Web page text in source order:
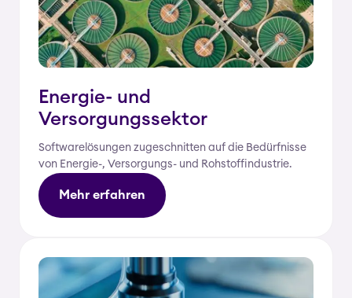
Energie- und
Versorgungssektor
Softwarelösungen zugeschnitten auf die Bedürfnisse
von Energie-, Versorgungs- und Rohstoffindustrie.
Mehr erfahren